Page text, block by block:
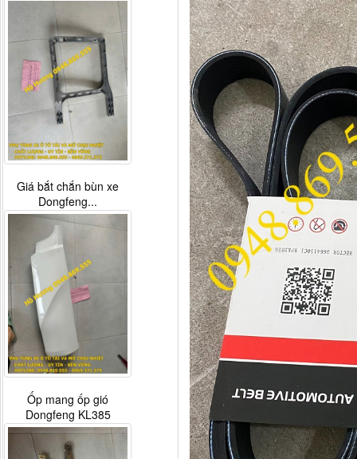
Giá bắt chắn bùn xe
Dongfeng...
Ốp mang ốp gió
Dongfeng KL385